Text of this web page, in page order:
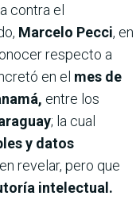
contra el
Marcelo Pecci, en
respecto a
en el mes de
entre los
; la cual
y datos
revelar, pero que
intelectual.